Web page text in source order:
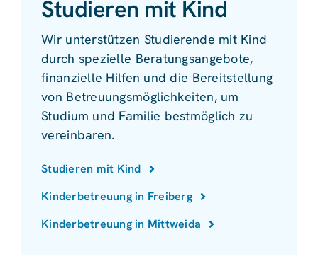
Studieren mit Kind
Wir unterstützen Studierende mit Kind
durch spezielle Beratungsangebote,
finanzielle Hilfen und die Bereitstellung
von Betreuungsmöglichkeiten, um
Studium und Familie bestmöglich zu
vereinbaren.
Studieren mit Kind
Kinderbetreuung in Freiberg
Kinderbetreuung in Mittweida